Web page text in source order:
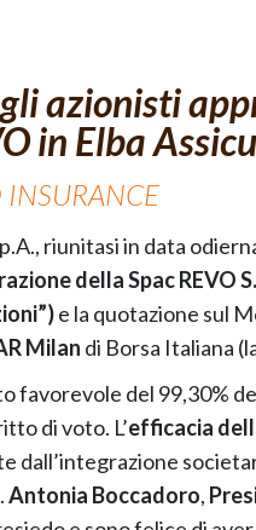
azionisti
in Elba
INSURANCE
riunitasi in data
della Spac REVO
e la quotazione sul
Milan di Borsa Italiana
favorevole del 99,30%
di voto. L’efficacia
dall’integrazione
Antonia Boccadoro,